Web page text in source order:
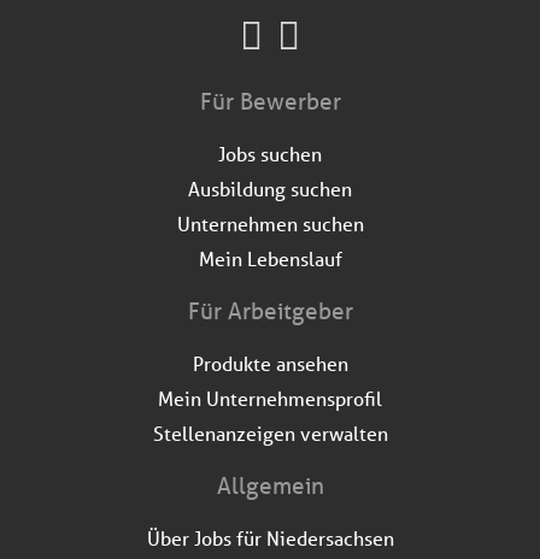
Für Bewerber
Jobs suchen
Ausbildung suchen
Unternehmen suchen
Mein Lebenslauf
Für Arbeitgeber
Produkte ansehen
Mein Unternehmensprofil
Stellenanzeigen verwalten
Allgemein
Über Jobs für Niedersachsen